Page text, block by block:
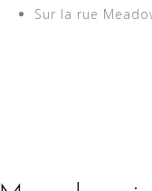
Sur la rue